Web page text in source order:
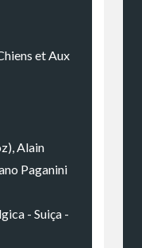
et Aux
Alain
Paganini
- Suiça -